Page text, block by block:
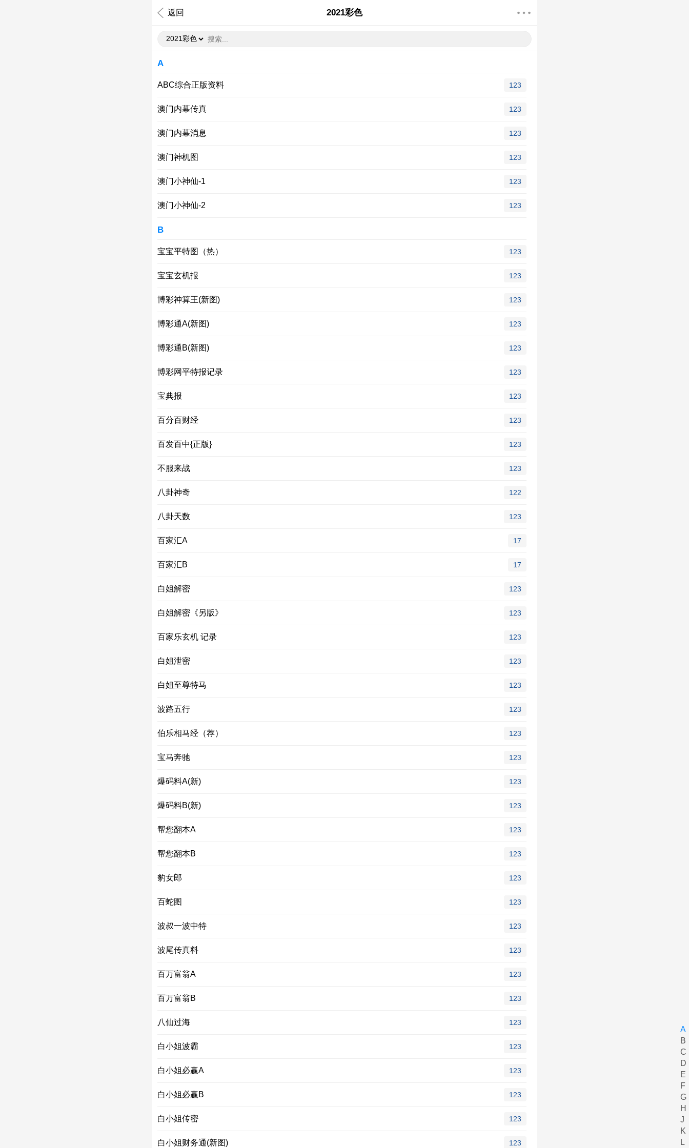
2021彩色
返回
A
ABC综合正版资料 123
澳门内幕传真 123
澳门内幕消息 123
澳门神机图 123
澳门小神仙-1 123
澳门小神仙-2 123
B
宝宝平特图（热） 123
宝宝玄机报 123
博彩神算王(新图) 123
博彩通A(新图) 123
博彩通B(新图) 123
博彩网平特报记录 123
宝典报 123
百分百财经 123
百发百中{正版} 123
不服来战 123
八卦神奇 122
八卦天数 123
百家汇A 17
百家汇B 17
白姐解密 123
白姐解密《另版》 123
百家乐玄机 记录 123
白姐泄密 123
白姐至尊特马 123
波路五行 123
伯乐相马经（荐） 123
宝马奔驰 123
爆码料A(新) 123
爆码料B(新) 123
帮您翻本A 123
帮您翻本B 123
豹女郎 123
百蛇图 123
波叔一波中特 123
波尾传真料 123
百万富翁A 123
百万富翁B 123
八仙过海 123
白小姐波霸 123
白小姐必赢A 123
白小姐必赢B 123
白小姐传密 123
白小姐财务通(新图) 123
A
B
C
D
E
F
G
H
J
K
L